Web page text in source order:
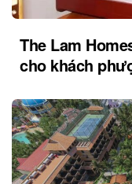
The Lam
cho khách